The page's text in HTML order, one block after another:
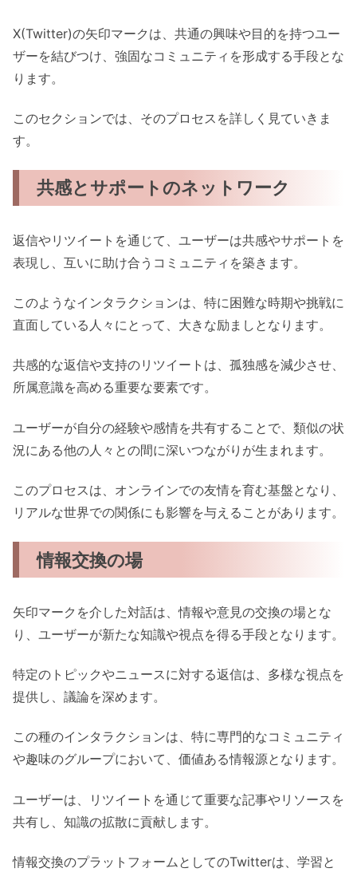
X(Twitter)の矢印マークは、共通の興味や目的を持つユー
ザーを結びつけ、強固なコミュニティを形成する手段とな
ります。
このセクションでは、そのプロセスを詳しく見ていきま
す。
共感とサポートのネットワーク
返信やリツイートを通じて、ユーザーは共感やサポートを
表現し、互いに助け合うコミュニティを築きます。
このようなインタラクションは、特に困難な時期や挑戦に
直面している人々にとって、大きな励ましとなります。
共感的な返信や支持のリツイートは、孤独感を減少させ、
所属意識を高める重要な要素です。
ユーザーが自分の経験や感情を共有することで、類似の状
況にある他の人々との間に深いつながりが生まれます。
このプロセスは、オンラインでの友情を育む基盤となり、
リアルな世界での関係にも影響を与えることがあります。
情報交換の場
矢印マークを介した対話は、情報や意見の交換の場とな
り、ユーザーが新たな知識や視点を得る手段となります。
特定のトピックやニュースに対する返信は、多様な視点を
提供し、議論を深めます。
この種のインタラクションは、特に専門的なコミュニティ
や趣味のグループにおいて、価値ある情報源となります。
ユーザーは、リツイートを通じて重要な記事やリソースを
共有し、知識の拡散に貢献します。
情報交換のプラットフォームとしてのTwitterは、学習と